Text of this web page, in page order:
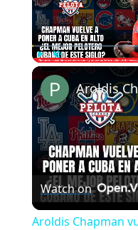
Watch on
Aroldis Chapman